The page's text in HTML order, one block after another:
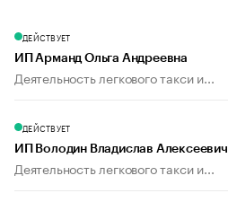
ДЕЙСТВУЕТ
ИП Арманд Ольга Андреевна
Деятельность легкового такси и...
ДЕЙСТВУЕТ
ИП Володин Владислав Алексеевич
Деятельность легкового такси и...